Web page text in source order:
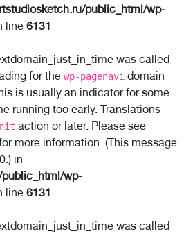
public_html/wp-
line 6131
was called
for the wp-pagenavi domain
is usually an indicator for some
running too early. Translations
action or later. Please see
more information. (This message
in
wp-
line 6131
was called